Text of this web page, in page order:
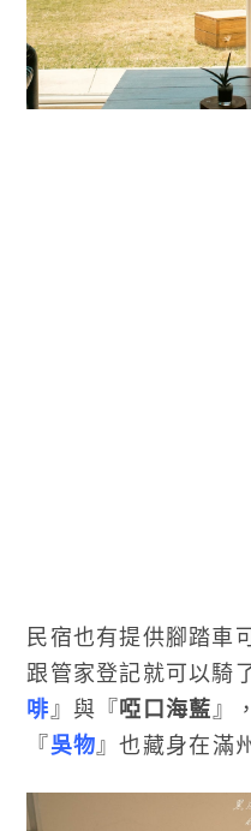
民宿也有提供腳踏車
跟管家登記就可以騎
啡 』與『啞口海藍 』
『吳物 』也藏身在滿